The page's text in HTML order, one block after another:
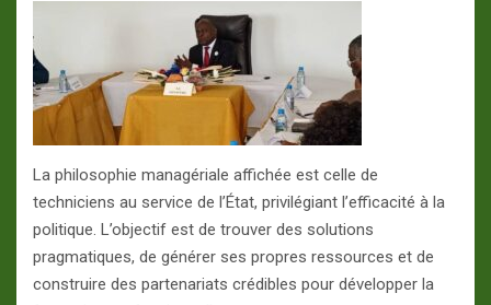
La philosophie managériale affichée est celle de
techniciens au service de l’État, privilégiant l’efficacité à la
politique. L’objectif est de trouver des solutions
pragmatiques, de générer ses propres ressources et de
construire des partenariats crédibles pour développer la